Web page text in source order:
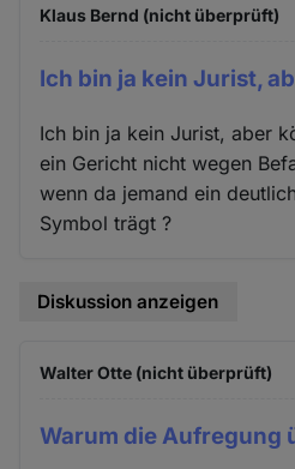
Klaus Bernd (nicht überprüft)
Ich bin ja kein Jurist,
Ich bin ja kein Jurist, aber
ein Gericht nicht wegen
wenn da jemand ein
Symbol trägt ?
Diskussion anzeigen
Walter Otte (nicht überprüft)
Warum die Aufregung